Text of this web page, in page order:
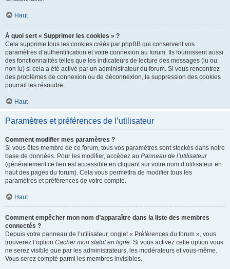
Haut
À quoi sert « Supprimer les cookies » ?
Cela supprime tous les cookies créés par phpBB qui conservent vos
paramètres d’authentification et votre connexion au forum. Ils fournissent aussi
des fonctionnalités telles que les indicateurs de lecture des messages (lu ou
non lu) si cela a été activé par un administrateur du forum. Si vous rencontrez
des problèmes de connexion ou de déconnexion, la suppression des cookies
pourrait les résoudre.
Haut
Paramètres et préférences de l’utilisateur
Comment modifier mes paramètres ?
Si vous êtes membre de ce forum, tous vos paramètres sont stockés dans notre
base de données. Pour les modifier, accédez au Panneau de l’utilisateur
(généralement ce lien est accessible en cliquant sur votre nom d’utilisateur en
haut des pages du forum). Cela vous permettra de modifier tous les
paramètres et préférences de votre compte.
Haut
Comment empêcher mon nom d’apparaître dans la liste des membres
connectés ?
Depuis votre panneau de l’utilisateur, onglet « Préférences du forum », vous
trouverez l’option Cacher mon statut en ligne. Si vous activez cette option vous
ne serez visible que par les administrateurs, les modérateurs et vous-même.
Vous serez compté parmi les membres invisibles.